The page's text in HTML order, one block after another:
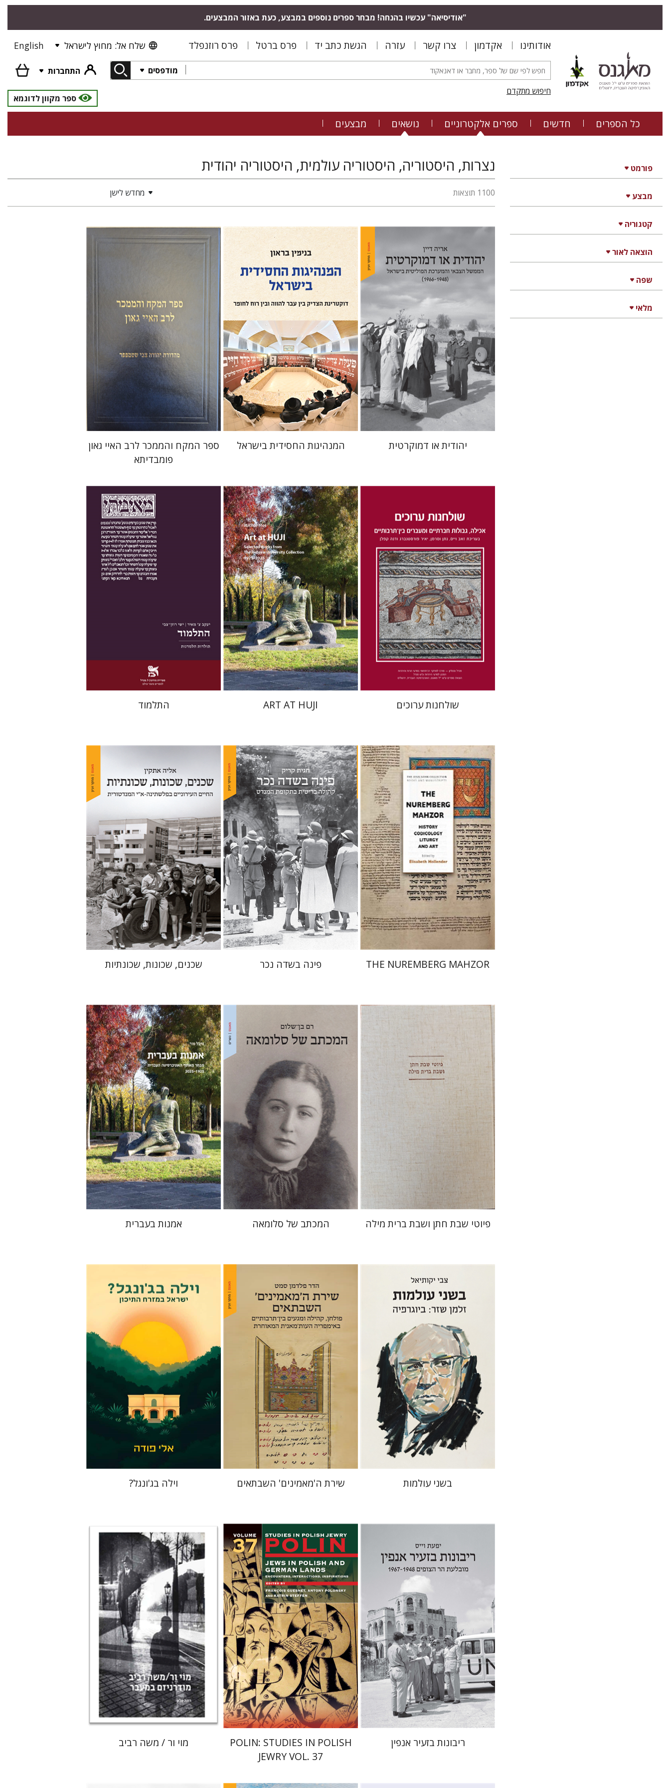
"אודיסיאה" עכשיו בהנחה! מבחר ספרים נוספים במבצע, כעת באזור המבצעים.
אודותינו אקדמון צרו קשר עזרה הגשת כתב יד פרס ברטל פרס רוזנפלד שלח אל: מחוץ לישראל English
מודפסים
התחברות
חיפוש מתקדם
ספר מקוון לדוגמא
כל הספרים חדשים ספרים אלקטרוניים נושאים מבצעים
פורמט
מבצע
קטגוריה
הוצאה לאור
שפה
מלאי
נצרות, היסטוריה, היסטוריה עולמית, היסטוריה יהודית
1100 תוצאות מחדש לישן
אריה דיין
הנחת אתר ספר מודפס
$35
$32
יהודית או דמוקרטית
בנימין בראון
הנחת אתר ספר מודפס
$46
$41
המנהיגות החסידית בישראל
הנחת אתר ספר מודפס
$45
ספר המקח והממכר לרב האיי גאון
פומבדיתא
דנה קפלן נתן וסרמן
זאב וייס
יאיר פורסטנברג
הנחת אתר ספר מודפס
$46
$41
שולחנות ערוכים
מיכל מור
הנחת אתר ספר מודפס
$85
$76
ART AT HUJI
ישי רוזן-צבי
הנחת אתר ספר מודפס
$42
$38
התלמוד
אליזבט הולנדר
הנחת אתר ספר מודפס
$161
$145
THE NUREMBERG MAHZOR
חגית קריק
הנחת אתר ספר מודפס
$46
$41
פינה בשדה נכר
אליה אתקין
הנחת אתר ספר מודפס
$46
$41
שכנים, שכונות, שכונתיות
הנחת אתר ספר מודפס
פיוטי שבת חתן ושבת ברית מילה
רם בן-שלום
הנחת אתר ספר מודפס
$46
$41
המכתב של סלומאה
מיכל מור
אמנות בעברית
צבי יקותיאל
הנחת אתר ספר מודפס
$35
$32
בשני עולמות
הדר פלדמן סמט
הנחת אתר ספר מודפס
$46
$41
שירת ה'מאמינים' השבתאים
אלי פודה
הנחת אתר ספר מודפס
$46
$41
וילה בג'ונגל?
יפעת וייס
הנחת אתר ספר מודפס
$42
$38
ריבונות בזעיר אנפין
קתרין סטפן
François
Guesnet
Antony Polonsky
הנחת אתר ספר מודפס
$135
$122
POLIN: STUDIES IN POLISH
JEWRY VOL. 37
רונה סלע
הנחת אתר ספר מודפס
$89
$80
מוי ור / משה רביב